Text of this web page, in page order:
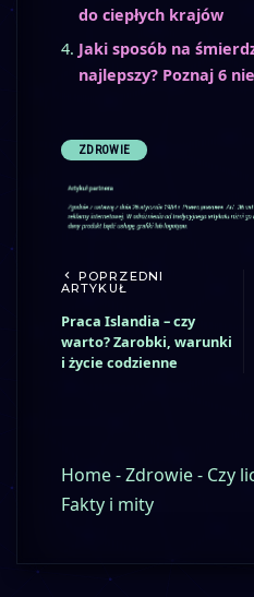
do ciepłych krajów
Jaki sposób na
najlepszy? Poznaj 6
ZDROWIE
POPRZEDNI
ARTYKUŁ
Praca Islandia – czy
warto? Zarobki, warunki
i życie codzienne
Home-Zdrowie- Czy
Fakty i mity